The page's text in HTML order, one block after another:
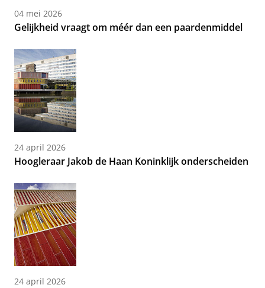
04 mei 2026
Gelijkheid vraagt om méér dan een paardenmiddel
24 april 2026
Hoogleraar Jakob de Haan Koninklijk onderscheiden
24 april 2026